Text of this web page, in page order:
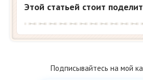
Этой статьей стоит
Подписывайтесь на мой